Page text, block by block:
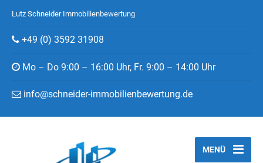
Lutz Schneider Immobilienbewertung
+49 (0) 3592 31908
Mo – Do 9:00 – 16:00 Uhr, Fr. 9:00 – 14:00 Uhr
info@schneider-immobilienbewertung.de
MENÜ